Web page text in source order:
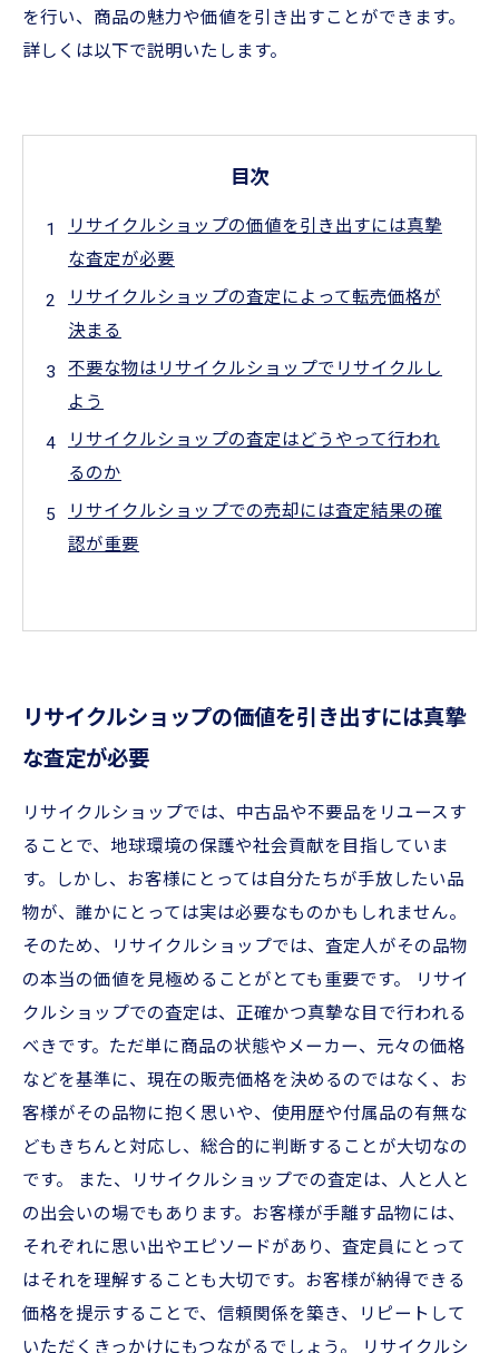
を行い、商品の魅力や価値を引き出すことができます。
詳しくは以下で説明いたします。
目次
リサイクルショップの価値を引き出すには真摯
な査定が必要
リサイクルショップの査定によって転売価格が
決まる
不要な物はリサイクルショップでリサイクルし
よう
リサイクルショップの査定はどうやって行われ
るのか
リサイクルショップでの売却には査定結果の確
認が重要
リサイクルショップの価値を引き出すには真摯
な査定が必要
リサイクルショップでは、中古品や不要品をリユースす
ることで、地球環境の保護や社会貢献を目指していま
す。しかし、お客様にとっては自分たちが手放したい品
物が、誰かにとっては実は必要なものかもしれません。
そのため、リサイクルショップでは、査定人がその品物
の本当の価値を見極めることがとても重要です。 リサイ
クルショップでの査定は、正確かつ真摯な目で行われる
べきです。ただ単に商品の状態やメーカー、元々の価格
などを基準に、現在の販売価格を決めるのではなく、お
客様がその品物に抱く思いや、使用歴や付属品の有無な
どもきちんと対応し、総合的に判断することが大切なの
です。 また、リサイクルショップでの査定は、人と人と
の出会いの場でもあります。お客様が手離す品物には、
それぞれに思い出やエピソードがあり、査定員にとって
はそれを理解することも大切です。お客様が納得できる
価格を提示することで、信頼関係を築き、リピートして
いただくきっかけにもつながるでしょう。 リサイクルシ